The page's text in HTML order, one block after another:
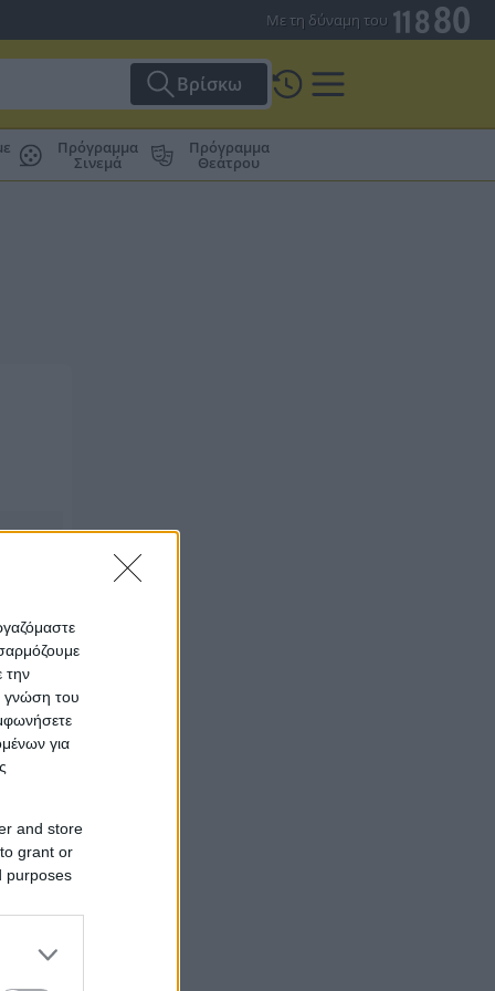
την
γνώση του
για
and store
grant or
purposes
Με τη δύναμη του
Βρίσκω
Πρόγραμμα
Σινεμά
Πρόγραμμα
Θεάτρου